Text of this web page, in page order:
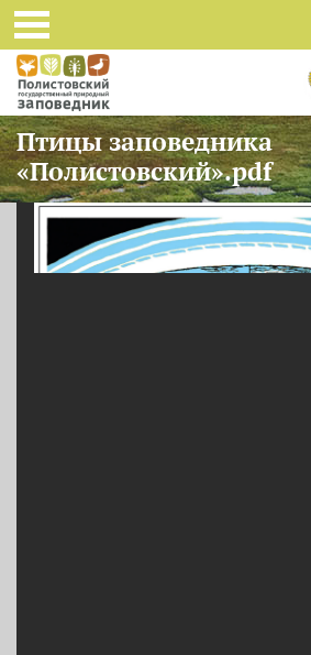
Перейти к основному содержанию
Птицы заповедника
«Полистовский».pdf